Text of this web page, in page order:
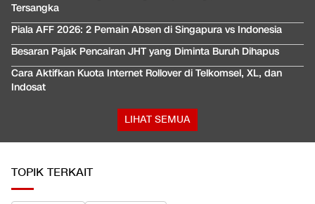
Tersangka
Piala AFF 2026: 2 Pemain Absen di Singapura vs Indonesia
Besaran Pajak Pencairan JHT yang Diminta Buruh Dihapus
Cara Aktifkan Kuota Internet Rollover di Telkomsel, XL, dan
Indosat
LIHAT SEMUA
TOPIK TERKAIT